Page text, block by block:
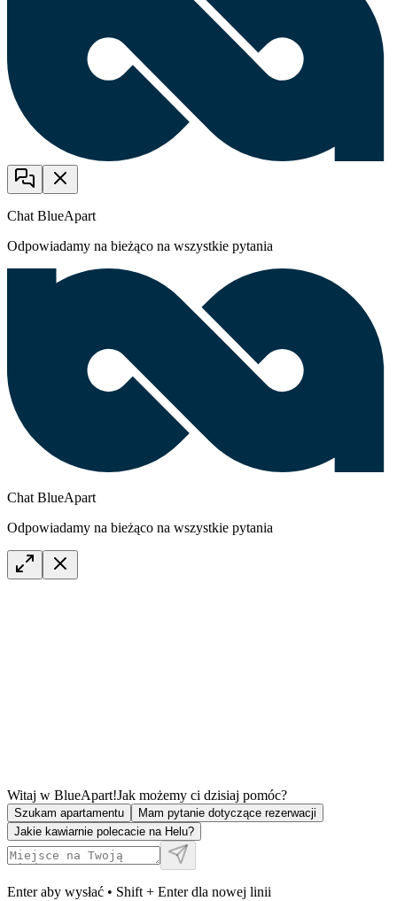
Chat BlueApart
Odpowiadamy na bieżąco na wszystkie pytania
Chat BlueApart
Odpowiadamy na bieżąco na wszystkie pytania
Witaj w BlueApart!Jak możemy ci dzisiaj pomóc?
Szukam apartamentu
Mam pytanie dotyczące rezerwacji
Jakie kawiarnie polecacie na Helu?
Enter aby wysłać • Shift + Enter dla nowej linii